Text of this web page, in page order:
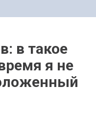
в такое
я не